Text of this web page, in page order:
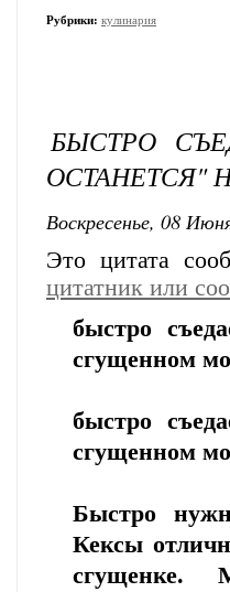
Рубрики: кулинария
БЫСТРО
ОСТАНЕТСЯ"
Воскресенье, 08
Это цитата
цитатник или
быстро
сгущенном
быстро
сгущенном
Быстро
Кексы
сгущенке.